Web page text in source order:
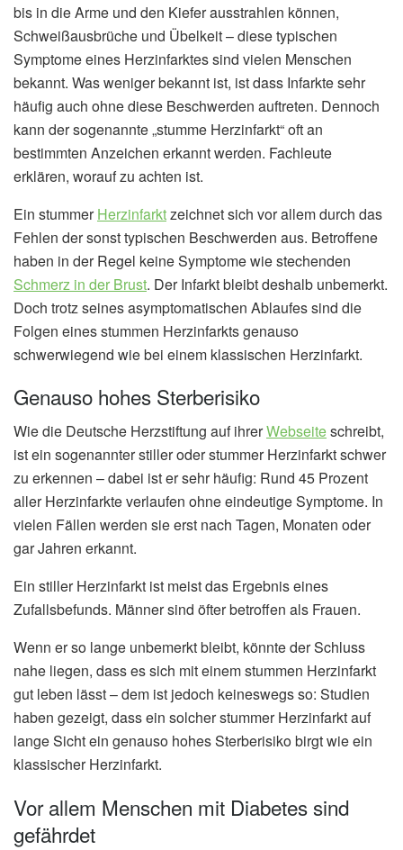
bis in die Arme und den Kiefer ausstrahlen können,
Schweißausbrüche und Übelkeit – diese typischen
Symptome eines Herzinfarktes sind vielen Menschen
bekannt. Was weniger bekannt ist, ist dass Infarkte sehr
häufig auch ohne diese Beschwerden auftreten. Dennoch
kann der sogenannte „stumme Herzinfarkt“ oft an
bestimmten Anzeichen erkannt werden. Fachleute
erklären, worauf zu achten ist.
Ein stummerHerzinfarktzeichnet sich vor allem durch das
Fehlen der sonst typischen Beschwerden aus. Betroffene
haben in der Regel keine Symptome wie stechenden
Schmerz in der Brust. Der Infarkt bleibt deshalb unbemerkt.
Doch trotz seines asymptomatischen Ablaufes sind die
Folgen eines stummen Herzinfarkts genauso
schwerwiegend wie bei einem klassischen Herzinfarkt.
Genauso hohes Sterberisiko
Wie die Deutsche Herzstiftung auf ihrerWebseiteschreibt,
ist ein sogenannter stiller oder stummer Herzinfarkt schwer
zu erkennen – dabei ist er sehr häufig: Rund 45 Prozent
aller Herzinfarkte verlaufen ohne eindeutige Symptome. In
vielen Fällen werden sie erst nach Tagen, Monaten oder
gar Jahren erkannt.
Ein stiller Herzinfarkt ist meist das Ergebnis eines
Zufallsbefunds. Männer sind öfter betroffen als Frauen.
Wenn er so lange unbemerkt bleibt, könnte der Schluss
nahe liegen, dass es sich mit einem stummen Herzinfarkt
gut leben lässt – dem ist jedoch keineswegs so: Studien
haben gezeigt, dass ein solcher stummer Herzinfarkt auf
lange Sicht ein genauso hohes Sterberisiko birgt wie ein
klassischer Herzinfarkt.
Vor allem Menschen mit Diabetes sind
gefährdet